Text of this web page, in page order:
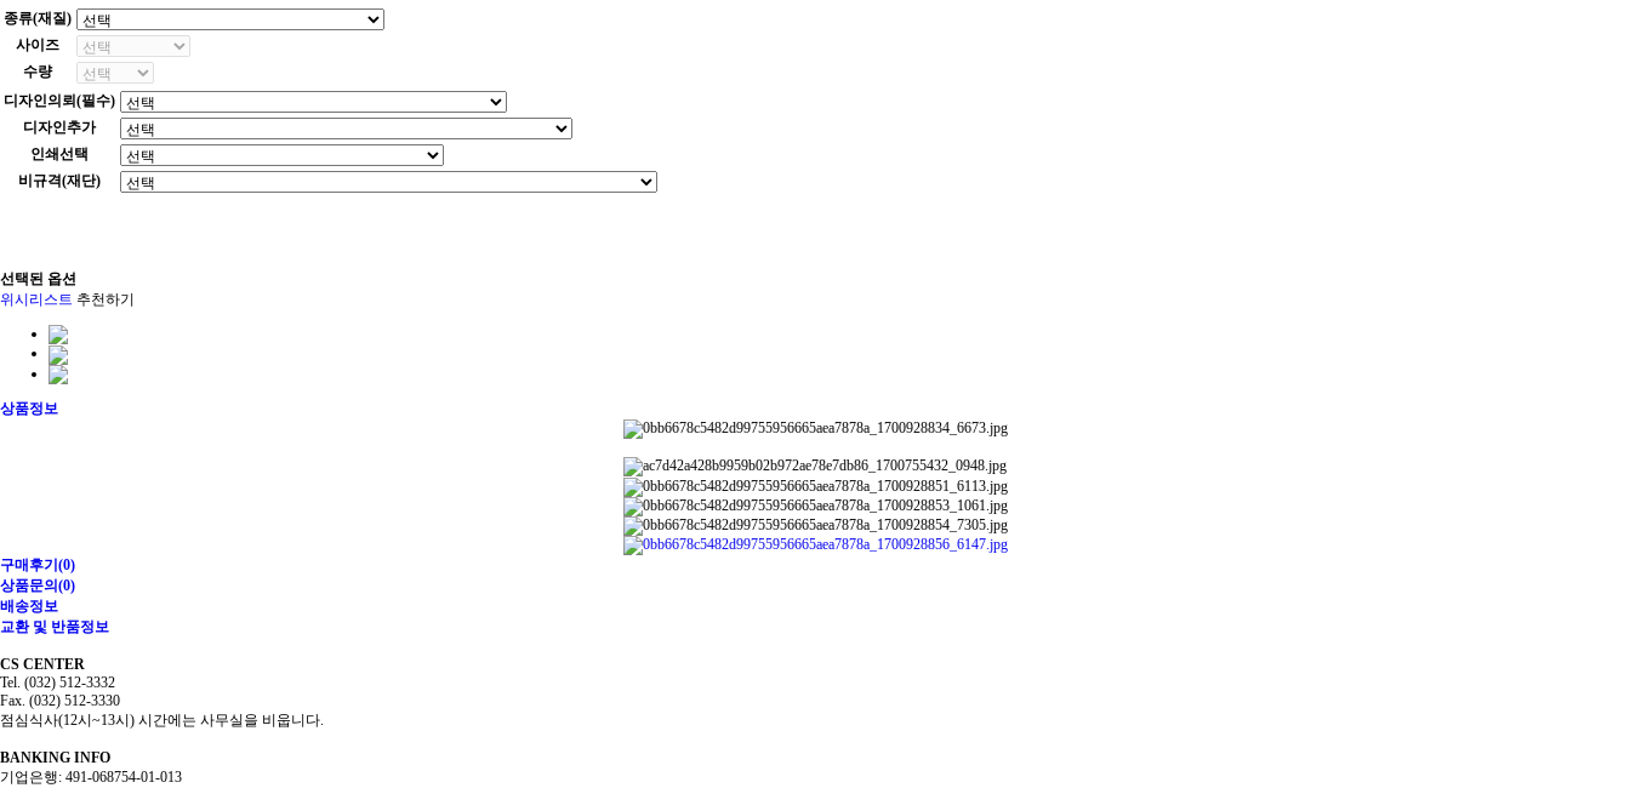
종류(재질)
사이즈
수량
디자인의뢰(필수)
디자인추가
인쇄선택
비규격(재단)
선택된 옵션
위시리스트 추천하기
상품정보
구매후기 (0)
상품문의 (0)
배송정보
교환 및 반품정보
CS CENTER
Tel. (032) 512-3332
Fax. (032) 512-3330
점심식사(12시~13시) 시간에는 사무실을 비웁니다.
BANKING INFO
기업은행: 491-068754-01-013